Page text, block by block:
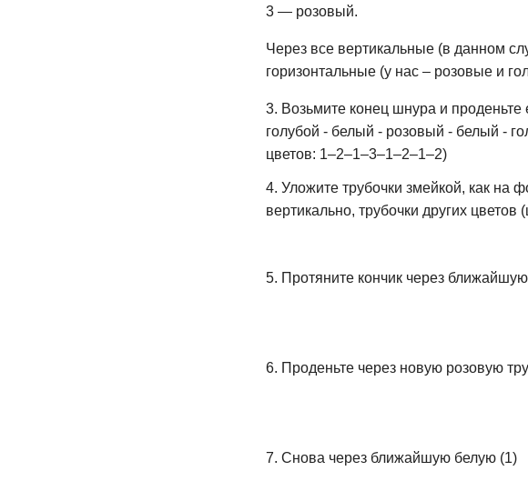
3 — розовый.
Через все вертикальные (в данном
горизонтальные (у нас – розовые и
3. Возьмите конец шнура и
голубой - белый - розовый - белый -
цветов: 1–2–1–3–1–2–1–2)
4. Уложите трубочки змейкой, как на
вертикально, трубочки других цветов
5. Протяните кончик через
6. Проденьте через новую розовую
7. Снова через ближайшую белую (1)